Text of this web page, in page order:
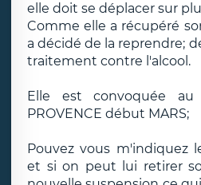
elle doit se déplacer sur
Comme elle a récupéré
a décidé de la reprendre;
traitement contre l'alcool.
Elle est convoquée
PROVENCE début MARS;
Pouvez vous m'indiquez
et si on peut lui retirer